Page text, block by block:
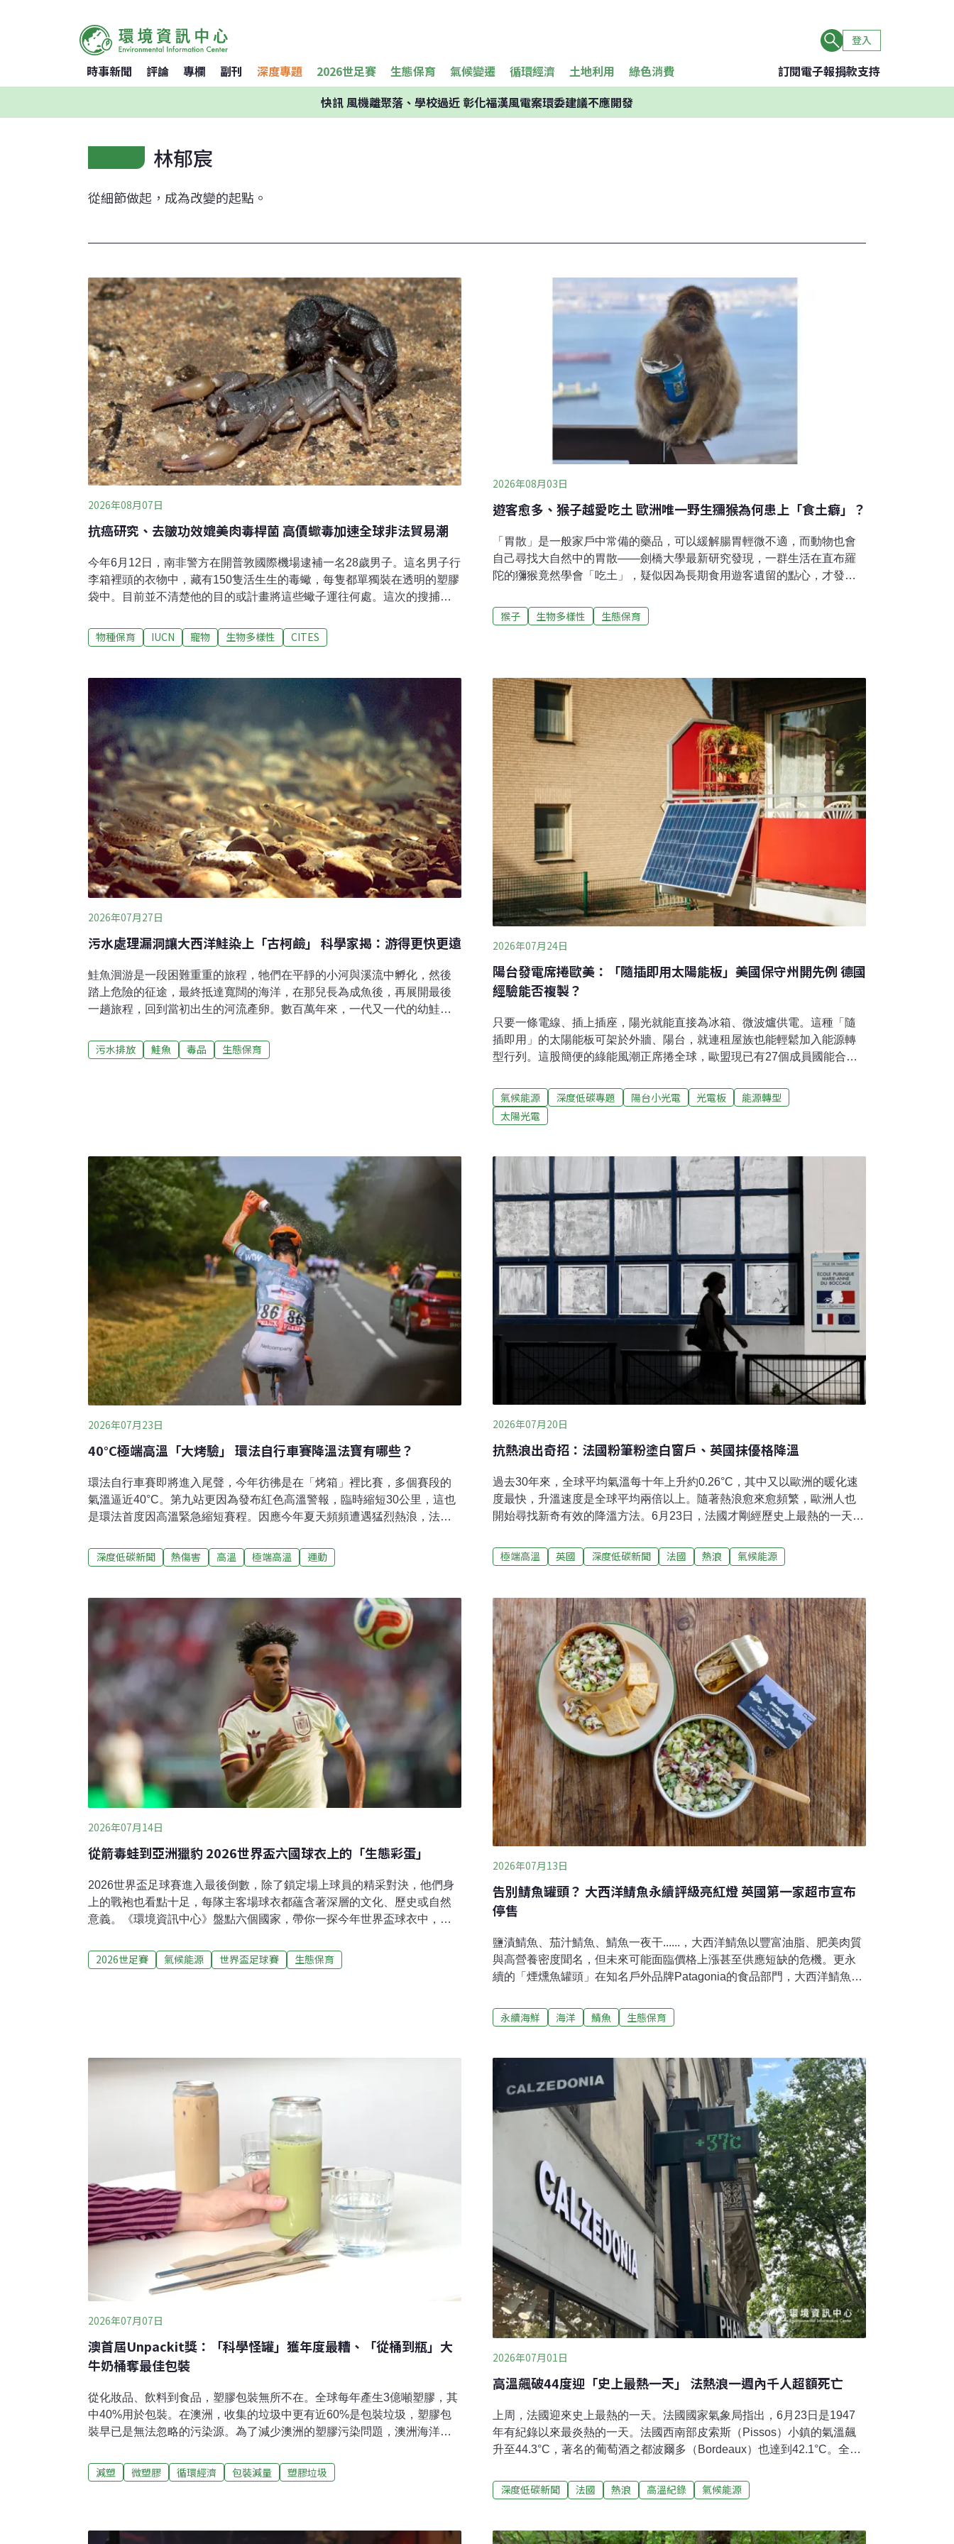
登入
時事新聞 評論 專欄 副刊 深度專題 2026世足賽 生態保育 氣候變遷 循環經濟 土地利用 綠色消費 訂閱電子報捐款支持
快訊風機離聚落、學校過近 彰化福漢風電案環委建議不應開發
林郁宸
從細節做起，成為改變的起點。
2026年08月07日
抗癌研究、去皺功效媲美肉毒桿菌 高價蠍毒加速全球非法貿易潮
今年6月12日，南非警方在開普敦國際機場逮補一名28歲男子。這名男子行
李箱裡頭的衣物中，藏有150隻活生生的毒蠍，每隻都單獨裝在透明的塑膠
袋中。目前並不清楚他的目的或計畫將這些蠍子運往何處。這次的搜捕行
育機構CapeNature合作執行。他們事前接獲線報，稱一名男子非法持有野
生動物，因此展開偵查。警方發言人特威格（Wesley Twigg）告訴當地媒
Nature and Environmental Ordinance Act）而被捕。全案正在調查中，尚
不確定這些蠍子的商業價值。目前，這些蠍子由當地動保組織好望角防止
虐待動物協會（Cape of Good Hope SPCA）照護。他們在社群媒體發布
聲明，會確保蠍子獲得妥善照護，並盡可能將牠們送回原棲地。野生動物
物種保育 IUCN 寵物 生物多樣性 CITES
2026年08月03日
遊客愈多、猴子越愛吃土 歐洲唯一野生獼猴為何患上「食土癖」？
「胃散」是一般家戶中常備的藥品，可以緩解腸胃輕微不適，而動物也會
自己尋找大自然中的胃散——劍橋大學最新研究發現，一群生活在直布羅
陀的獼猴竟然學會「吃土」，疑似因為長期食用遊客遺留的點心，才發展
布羅陀是緊鄰西班牙最南端的英國海外領土，與北非最短距離僅約14公
里，上面住著歐洲唯一的野生獼猴——巴巴里獼猴（Barbary
接觸最多的獼猴，吃土行為也最頻繁，甚至在旅遊旺季時吃得最多，因此
推測可能與人類提供的食物有關聯。「我們推測是人類食物不符合牠們食
性，因而導致腸胃不舒服，甚至可能破壞腸道的微生物菌相，而土壤中的
物質可以舒緩這些不適。」劍橋大學靈長類行為生態學家、研究作者之一
的樂穆瓦（Syl
猴子 生物多樣性 生態保育
2026年07月27日
污水處理漏洞讓大西洋鮭染上「古柯鹼」 科學家揭：游得更快更遠
鮭魚洄游是一段困難重重的旅程，牠們在平靜的小河與溪流中孵化，然後
踏上危險的征途，最終抵達寬闊的海洋，在那兒長為成魚後，再展開最後
一趟旅程，回到當初出生的河流產卵。數百萬年來，一代又一代的幼鮭展
物與毒品改變了牠們遷徙的行為。發表在《當代生物學》（Current
Biology）上的最新研究指出，古柯鹼污染會改變大型湖泊中大西洋幼鮭的
身體會將其分解為代謝物（苯甲醯芽子鹼）並排出，最後進入污水處理
污水排放 鮭魚 毒品 生態保育
2026年07月24日
陽台發電席捲歐美：「隨插即用太陽能板」美國保守州開先例 德國
經驗能否複製？
只要一條電線、插上插座，陽光就能直接為冰箱、微波爐供電。這種「隨
插即用」的太陽能板可架於外牆、陽台，就連租屋族也能輕鬆加入能源轉
型行列。這股簡便的綠能風潮正席捲全球，歐盟現已有27個成員國能合法
電力公司近來因安全疑慮展開遊說，至少五個州的立法進度因此延宕。德
國政府支持 即插即用太陽能遍地開花德國作為隨插即用太陽能的領頭羊，
全國已裝設超過120萬套系統。這類裝置能在德國普及，政府支持功不可
只需要在聯邦網路局（Federal Network Agency）線上登記即可安裝，不
需電網營運商批准，不論是居家用電或將多餘電力回饋電網，都能輕鬆執
行。此外，政府也修法取消這類系統的增值稅，並保障強化租屋者的安裝
權利，即便出租公寓內也可使用。對民眾來說，這類裝置成本不高，小
氣候能源 深度低碳專題 陽台小光電 光電板
能源轉型
太陽光電
2026年07月23日
40°C極端高溫「大烤驗」 環法自行車賽降溫法寶有哪些？
環法自行車賽即將進入尾聲，今年彷彿是在「烤箱」裡比賽，多個賽段的
氣溫逼近40°C。第九站更因為發布紅色高溫警報，臨時縮短30公里，這也
是環法首度因高溫緊急縮短賽程。因應今年夏天頻頻遭遇猛烈熱浪，法國
心、冰襪、冰浴等各種「降溫黑科技」。41°C熱浪衝擊環法環法是三大自
行車環賽之一，每年夏天舉辦，比賽期間約一個月，賽段分為四大類：平
導，7月12日法國中部發布紅色高溫警報，預計午後氣溫會高達41°C ，因
此環法自行車賽第九站丘陵賽段，從馬勒莫爾（Malemort）至於塞
（Ussel）的賽程，臨時由185.5公里縮短為155.5公里，減少大約30公里，
以降低選手在烈日下長時間騎乘的風險。法國內政部一份文件指出，地方
行政首長將獲得授權，只要發布紅色高溫警報，可自行決定是否取
深度低碳新聞 熱傷害 高溫 極端高溫 運動
2026年07月20日
抗熱浪出奇招：法國粉筆粉塗白窗戶、英國抹優格降溫
過去30年來，全球平均氣溫每十年上升約0.26°C，其中又以歐洲的暖化速
度最快，升溫速度是全球平均兩倍以上。隨著熱浪愈來愈頻繁，歐洲人也
開始尋找新奇有效的降溫方法。6月23日，法國才剛經歷史上最熱的一天。
研究人員發現把希臘優格抹上玻璃能有效降溫，並拍胸脯保證不會有異味
或吸引昆蟲。把窗戶塗白 法國瘋搶碎粉筆據《BBC》報導，今年夏天，法
「默東白粉」（Blanc de Meudon）突然爆紅，甚至賣到缺貨。根據知名國
際科技媒體網站《Tom’s Guide》，以前的工匠和家庭會用白堊粉來打磨玻
璃、大理石和銀器，或是作為油漆和批土的基底。此外，白堊粉也會被塗
在溫室上頭，以減少烈日曝曬。白堊粉主要成分是碳酸鈣（CaCO₃），也
是傳統的粉筆材料，不僅反射能力佳，還可以抵抗
極端高溫 英國 深度低碳新聞 法國 熱浪 氣候能源
2026年07月14日
從箭毒蛙到亞洲獵豹 2026世界盃六國球衣上的「生態彩蛋」
2026世界盃足球賽進入最後倒數，除了鎖定場上球員的精采對決，他們身
上的戰袍也看點十足，每隊主客場球衣都蘊含著深層的文化、歷史或自然
意義。《環境資訊中心》盤點六個國家，帶你一探今年世界盃球衣中，藏
慘遭挪威淘汰，止步16強。除了經典的小黃衫，今年巴西客場球衣以沉穩
的深藍底色與黑色紋理交織而成，取材靈感自亞馬遜雨林中毒性極高的
伊朗隊今年的主場與客場球衣，最引人注目的是那隻低垂胸前右下角的
「亞洲獵豹」（Asiatic Cheetah），球衣袖口與肩膀也點綴滿滿的獵豹斑
2026世足賽 氣候能源 世界盃足球賽 生態保育
2026年07月13日
告別鯖魚罐頭？ 大西洋鯖魚永續評級亮紅燈 英國第一家超市宣布
停售
鹽漬鯖魚、茄汁鯖魚、鯖魚一夜干......，大西洋鯖魚以豐富油脂、肥美肉質
與高營養密度聞名，但未來可能面臨價格上漲甚至供應短缺的危機。更永
續的「煙燻魚罐頭」在知名戶外品牌Patagonia的食品部門，大西洋鯖魚罐
度捕撈，不再屬於永續海鮮，該公司不得不於2025年停產該罐頭。為了尋
找口感相似的替代魚種又不流失客戶，歷經近一年尋覓，Patagonia
MSC（海洋管理委員會）認證漁業、以更不傷害海洋的圍網捕撈（purse
seine）。「我們很高興地說，嘗起來幾乎完全相同，」Patagonia
Provisions總經理萊特富特（Paul Lightfoot）說。「這是種美麗、濃郁、肉
感豐富、口感極佳的魚，營養成分也非常高。」其所使用的太平洋竹莢魚
永續海鮮 海洋 鯖魚 生態保育
2026年07月07日
澳首屆Unpackit獎：「科學怪罐」獲年度最糟、「從桶到瓶」大
牛奶桶奪最佳包裝
從化妝品、飲料到食品，塑膠包裝無所不在。全球每年產生3億噸塑膠，其
中40%用於包裝。在澳洲，收集的垃圾中更有近60%是包裝垃圾，塑膠包
裝早已是無法忽略的污染源。為了減少澳洲的塑膠污染問題，澳洲海洋保
（WWF-Australia）聯合發起了全國第一屆爛包裝大獎（Unpackit
Awards），評選出兼顧永續創新的最佳包裝與毫無必要的最爛包裝。在評
避免卻仍使用的一次性塑膠、具有誤導性的環保聲明，或是混合使用無法
減塑 微塑膠 循環經濟 包裝減量 塑膠垃圾
2026年07月01日
高溫飆破44度迎「史上最熱一天」 法熱浪一週內千人超額死亡
上周，法國迎來史上最熱的一天。法國國家氣象局指出，6月23日是1947
年有紀錄以來最炎熱的一天。法國西南部皮索斯（Pissos）小鎮的氣溫飆
升至44.3°C，著名的葡萄酒之都波爾多（Bordeaux）也達到42.1°C。全國
出，這波自6月20日開始的熱浪，是歐洲有紀錄以來最嚴重的一次。法國公
共健康局28日表示，自24日熱浪爆發以來，法國「超額死亡」人數至少已
巴黎市24小時開放市區多座公園，供居民避暑。地方官員建議民眾盡可能
深度低碳新聞 法國 熱浪 高溫紀錄 氣候能源